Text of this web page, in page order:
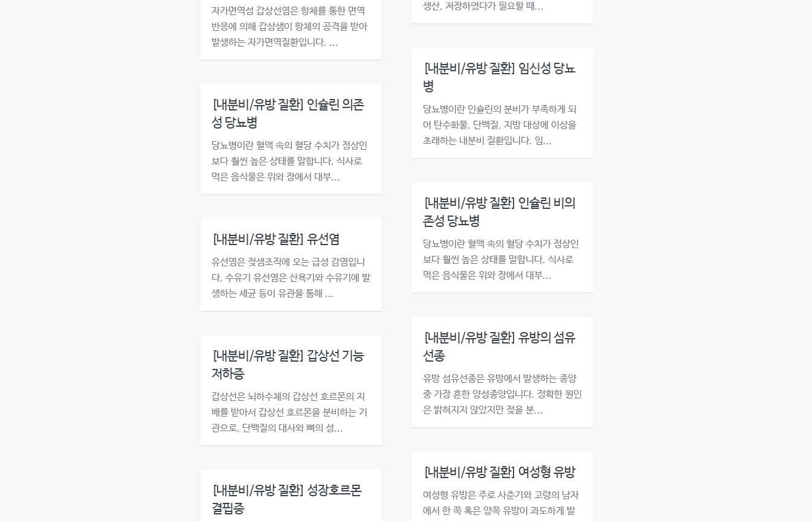
생산, 저장하였다가 필요할 때...
자가면역성 갑상선염은 항체를 통한 면역
반응에 의해 갑상샘이 항체의 공격을 받아
발생하는 자가면역질환입니다. ...
[내분비/유방 질환] 임신성 당뇨
병
당뇨병이란 인슐린의 분비가 부족하게 되
어 탄수화물, 단백질, 지방 대상에 이상을
초래하는 내분비 질환입니다. 임...
[내분비/유방 질환] 인슐린 의존
성 당뇨병
당뇨병이란 혈액 속의 혈당 수치가 정상인
보다 훨씬 높은 상태를 말합니다. 식사로
먹은 음식물은 위와 장에서 대부...
[내분비/유방 질환] 인슐린 비의
존성 당뇨병
당뇨병이란 혈액 속의 혈당 수치가 정상인
보다 훨씬 높은 상태를 말합니다. 식사로
먹은 음식물은 위와 장에서 대부...
[내분비/유방 질환] 유선염
유선염은 젖샘조직에 오는 급성 감염입니
다. 수유기 유선염은 산욕기와 수유기에 발
생하는 세균 등이 유관을 통해 ...
[내분비/유방 질환] 유방의 섬유
선종
유방 섬유선종은 유방에서 발생하는 종양
중 가장 흔한 양성종양입니다. 정확한 원인
은 밝혀지지 않았지만 젖을 분...
[내분비/유방 질환] 갑상선 기능
저하증
갑상선은 뇌하수체의 갑상선 호르몬의 지
배를 받아서 갑상선 호르몬을 분비하는 기
관으로, 단백질의 대사와 뼈의 성...
[내분비/유방 질환] 여성형 유방
여성형 유방은 주로 사춘기와 고령의 남자
에서 한 쪽 혹은 양쪽 유방이 과도하게 발
[내분비/유방 질환] 성장호르몬
결핍증